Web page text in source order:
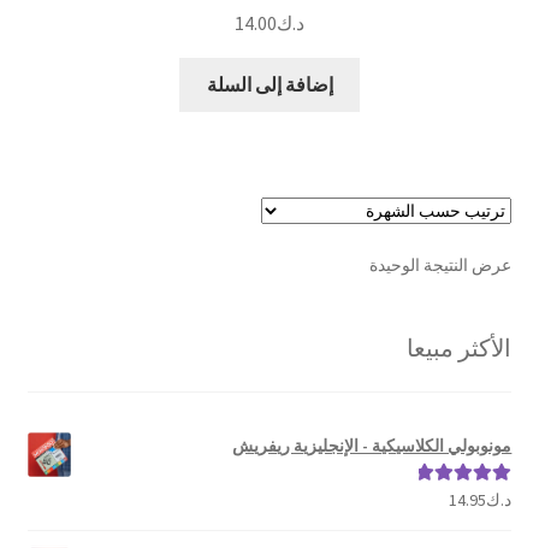
د.ك14.00
إضافة إلى السلة
عرض النتيجة الوحيدة
الأكثر مبيعا
مونوبولي الكلاسيكية - الإنجليزية ريفريش
تم التقييم
د.ك14.95